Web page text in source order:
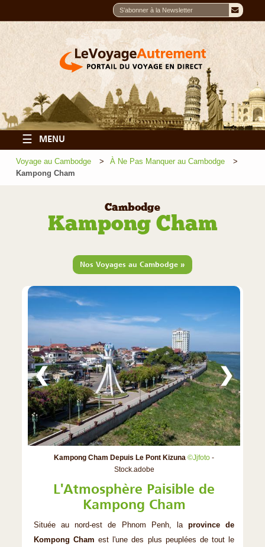
☰ MENU
Voyage au Cambodge
À Ne Pas Manquer au Cambodge
Kampong Cham
Cambodge
Kampong Cham
Nos Voyages au Cambodge »
Kampong Cham Depuis Le Pont Kizuna ©Jjfoto -
Stock.adobe
❮ ❯
L'Atmosphère Paisible de
Kampong Cham
Située au nord-est de Phnom Penh, la province de
Kompong Cham est l'une des plus peuplées de tout le